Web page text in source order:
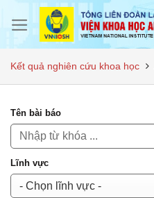
Kết quả nghiên cứu khoa học
Tên bài báo
Lĩnh vực